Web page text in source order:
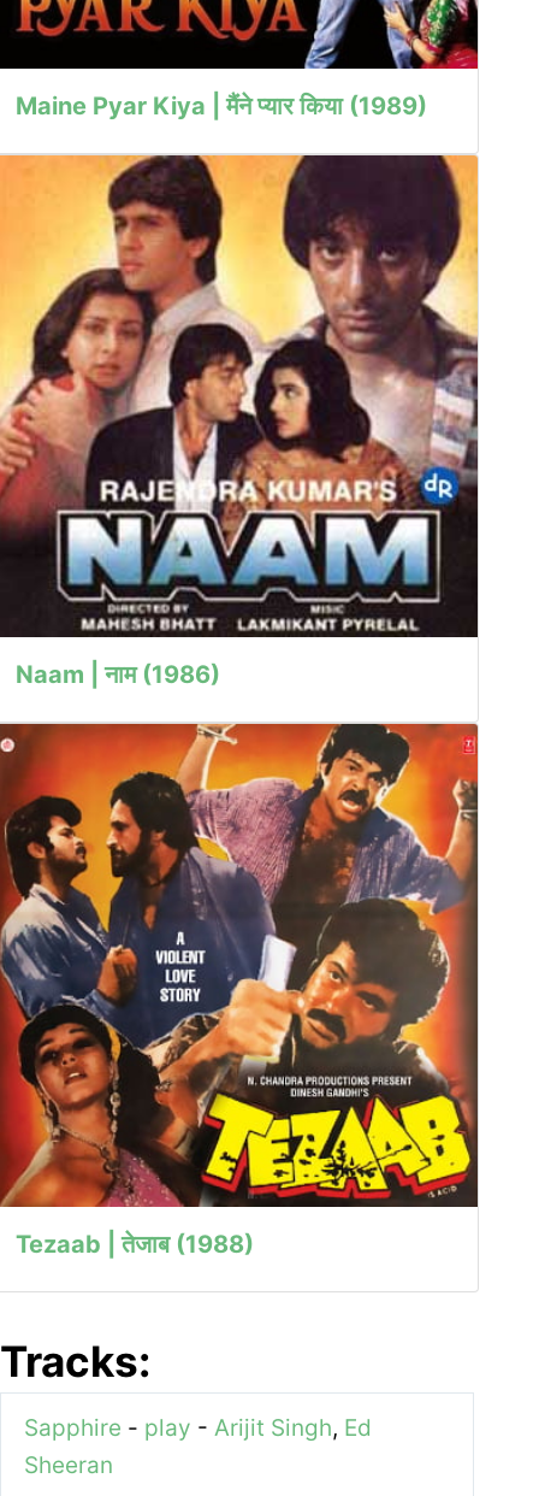
Maine Pyar Kiya | मैंने प्यार किया (1989)
Naam | नाम (1986)
Tezaab | तेजाब (1988)
Tracks:
Sapphire - play - Arijit Singh, Ed
Sheeran